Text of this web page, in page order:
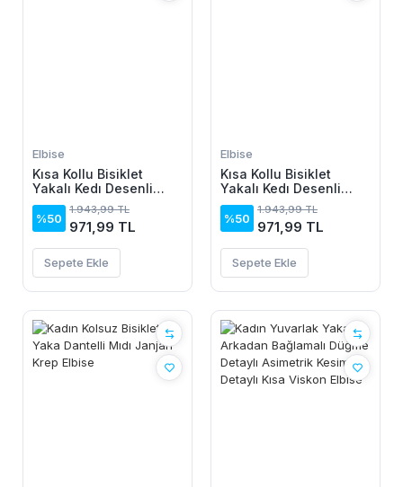
Elbise
Kısa Kollu Bisiklet
Yakalı Kedı Desenli
Midi Vıskon Elbise
%50
1.943,99 TL
971,99 TL
Sepete Ekle
Elbise
Kısa Kollu Bisiklet
Yakalı Kedı Desenli
Midi Vıskon Elbise
%50
1.943,99 TL
971,99 TL
Sepete Ekle